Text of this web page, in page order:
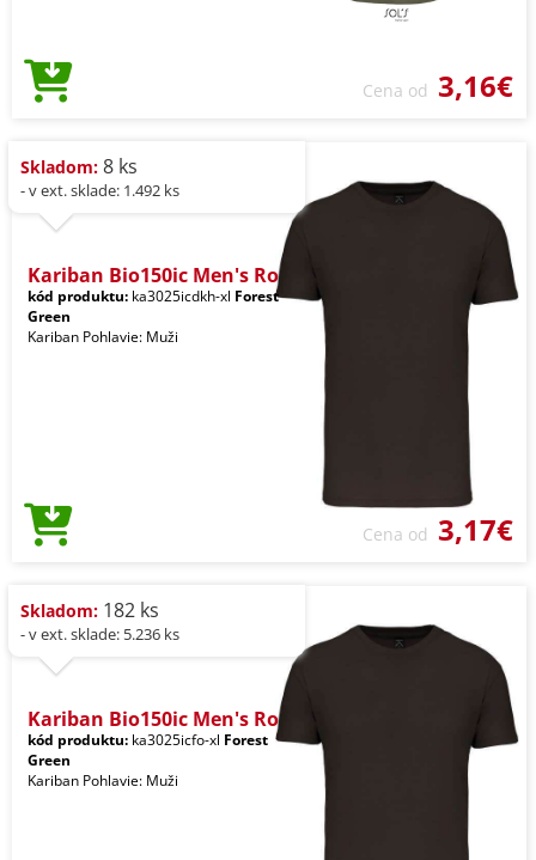
Cena od 3,16€
Skladom: 8 ks
- v ext. sklade: 1.492 ks
Kariban Bio150ic Men's Ro
kód produktu: ka3025icdkh-xl Forest
Green
Kariban Pohlavie: Muži
Cena od 3,17€
Skladom: 182 ks
- v ext. sklade: 5.236 ks
Kariban Bio150ic Men's Ro
kód produktu: ka3025icfo-xl Forest
Green
Kariban Pohlavie: Muži